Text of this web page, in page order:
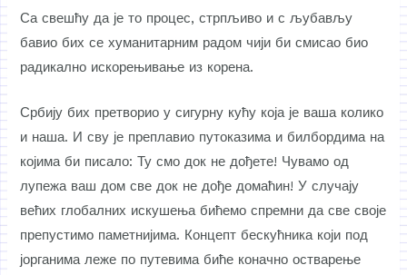
Са свешћу да је то процес, стрпљиво и с љубављу
бавио бих се хуманитарним радом чији би смисао био
радикално искорењивање из корена.
Србију бих претворио у сигурну кућу која је ваша колико
и наша. И сву је преплавио путоказима и билбордима на
којима би писало: Ту смо док не дођете! Чувамо од
лупежа ваш дом све док не дође домаћин! У случају
већих глобалних искушења бићемо спремни да све своје
препустимо паметнијима. Концепт бескућника који под
јорганима леже по путевима биће коначно остварење